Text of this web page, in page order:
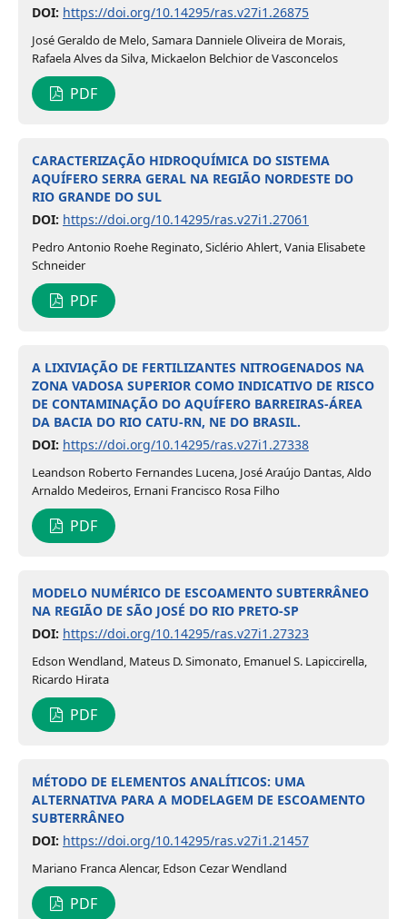
DOI: https://doi.org/10.14295/ras.v27i1.26875
José Geraldo de Melo, Samara Danniele Oliveira de Morais,
Rafaela Alves da Silva, Mickaelon Belchior de Vasconcelos
PDF
CARACTERIZAÇÃO HIDROQUÍMICA DO SISTEMA
AQUÍFERO SERRA GERAL NA REGIÃO NORDESTE DO
RIO GRANDE DO SUL
DOI: https://doi.org/10.14295/ras.v27i1.27061
Pedro Antonio Roehe Reginato, Siclério Ahlert, Vania Elisabete
Schneider
PDF
A LIXIVIAÇÃO DE FERTILIZANTES NITROGENADOS NA
ZONA VADOSA SUPERIOR COMO INDICATIVO DE RISCO
DE CONTAMINAÇÃO DO AQUÍFERO BARREIRAS-ÁREA
DA BACIA DO RIO CATU-RN, NE DO BRASIL.
DOI: https://doi.org/10.14295/ras.v27i1.27338
Leandson Roberto Fernandes Lucena, José Araújo Dantas, Aldo
Arnaldo Medeiros, Ernani Francisco Rosa Filho
PDF
MODELO NUMÉRICO DE ESCOAMENTO SUBTERRÂNEO
NA REGIÃO DE SÃO JOSÉ DO RIO PRETO-SP
DOI: https://doi.org/10.14295/ras.v27i1.27323
Edson Wendland, Mateus D. Simonato, Emanuel S. Lapiccirella,
Ricardo Hirata
PDF
MÉTODO DE ELEMENTOS ANALÍTICOS: UMA
ALTERNATIVA PARA A MODELAGEM DE ESCOAMENTO
SUBTERRÂNEO
DOI: https://doi.org/10.14295/ras.v27i1.21457
Mariano Franca Alencar, Edson Cezar Wendland
PDF